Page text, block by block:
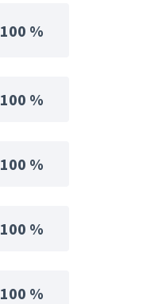
100 %
100 %
100 %
100 %
100 %